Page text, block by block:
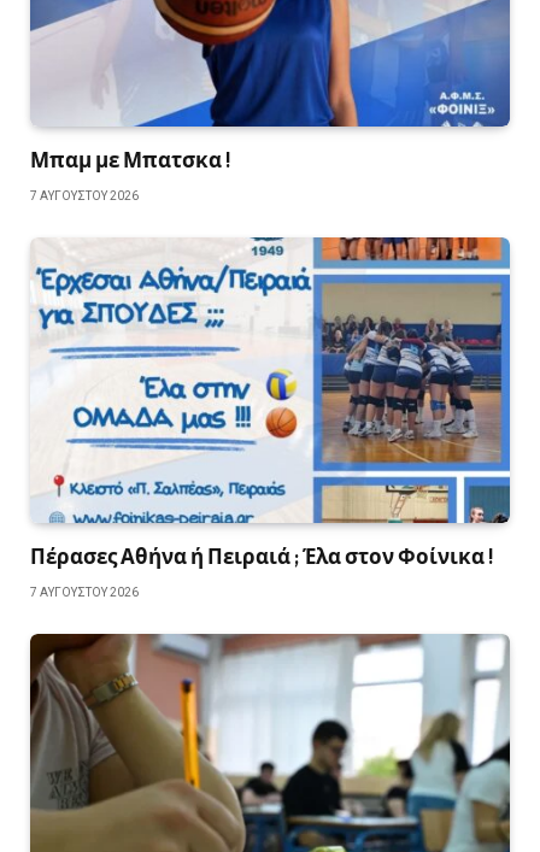
Μπαμ με Μπατσκα !
7 ΑΥΓΟΎΣΤΟΥ 2026
Πέρασες Αθήνα ή Πειραιά ; Έλα στον Φοίνικα !
7 ΑΥΓΟΎΣΤΟΥ 2026